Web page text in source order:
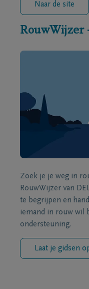
Naar de site
RouwWijzer
Zoek je je weg in
RouwWijzer van
te begrijpen en
iemand in rouw wil
ondersteuning.
Laat je gidsen